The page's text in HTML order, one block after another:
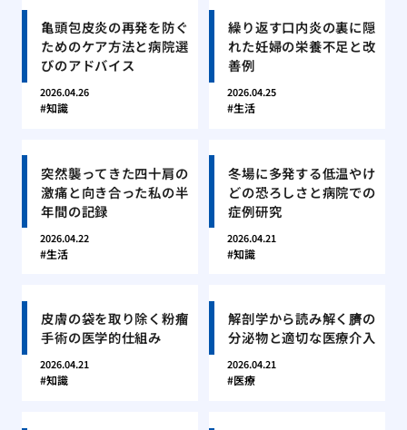
亀頭包皮炎の再発を防ぐ
ためのケア方法と病院選
びのアドバイス
2026.04.26
知識
繰り返す口内炎の裏に隠
れた妊婦の栄養不足と改
善例
2026.04.25
生活
突然襲ってきた四十肩の
激痛と向き合った私の半
年間の記録
2026.04.22
生活
冬場に多発する低温やけ
どの恐ろしさと病院での
症例研究
2026.04.21
知識
皮膚の袋を取り除く粉瘤
手術の医学的仕組み
2026.04.21
知識
解剖学から読み解く臍の
分泌物と適切な医療介入
2026.04.21
医療